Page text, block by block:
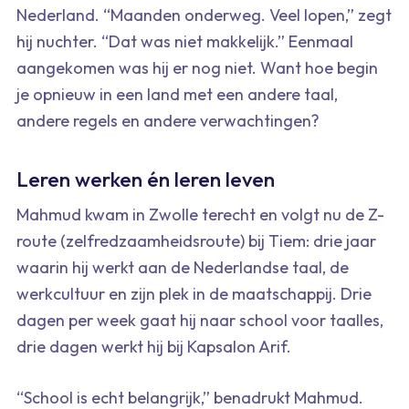
Nederland. “Maanden onderweg. Veel lopen,” zegt
hij nuchter. “Dat was niet makkelijk.” Eenmaal
aangekomen was hij er nog niet. Want hoe begin
je opnieuw in een land met een andere taal,
andere regels en andere verwachtingen?
Leren werken én leren leven
Mahmud kwam in Zwolle terecht en volgt nu de Z-
route (zelfredzaamheidsroute) bij Tiem: drie jaar
waarin hij werkt aan de Nederlandse taal, de
werkcultuur en zijn plek in de maatschappij. Drie
dagen per week gaat hij naar school voor taalles,
drie dagen werkt hij bij Kapsalon Arif.
“School is echt belangrijk,” benadrukt Mahmud.